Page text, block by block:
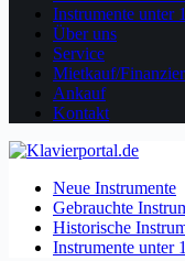
Instrumente unter
Über uns
Service
Mietkauf/
Ankauf
Kontakt
Neue Instrumente
Gebrauchte
Historische
Instrumente unter